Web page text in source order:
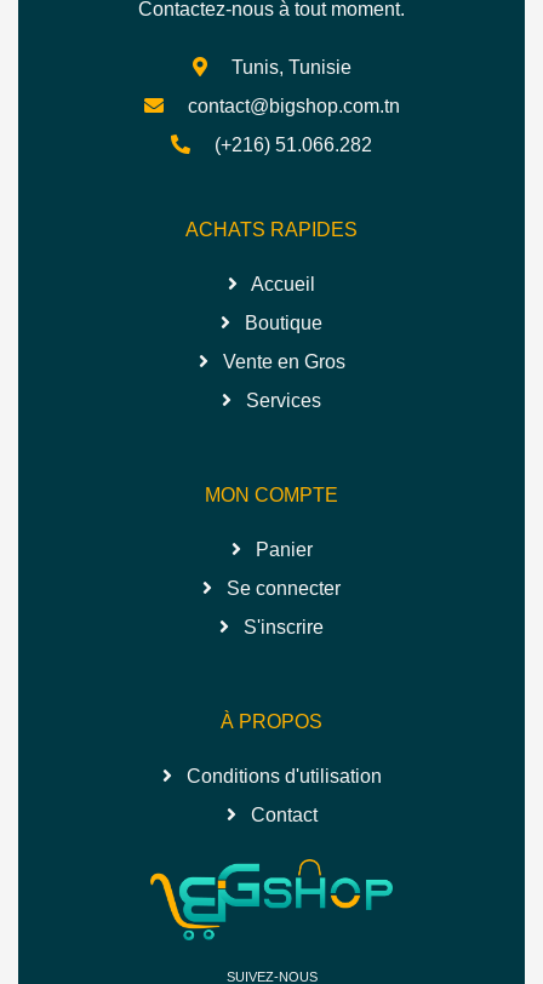
Contactez-nous à tout moment.
Tunis, Tunisie
contact@bigshop.com.tn
(+216) 51.066.282
ACHATS RAPIDES
Accueil
Boutique
Vente en Gros
Services
MON COMPTE
Panier
Se connecter
S'inscrire
À PROPOS
Conditions d'utilisation
Contact
SUIVEZ-NOUS